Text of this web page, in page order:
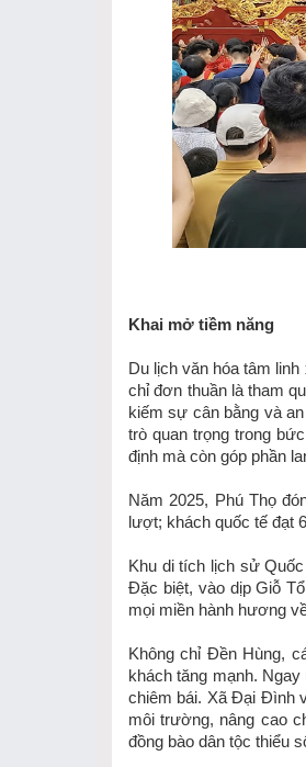
Khai mở tiềm năng
Du lịch văn hóa tâm
chỉ đơn thuần là tham
kiếm sự cân bằng và
trò quan trọng trong
định mà còn góp phần
Năm 2025, Phú Thọ
lượt; khách quốc tế đạt
Khu di tích lịch sử
Đặc biệt, vào dịp Giỗ
mọi miền hành hương
Không chỉ Đền Hùng,
khách tăng mạnh.
chiêm bái. Xã Đại Đình
môi trường, nâng cao
đồng bào dân tộc thiểu